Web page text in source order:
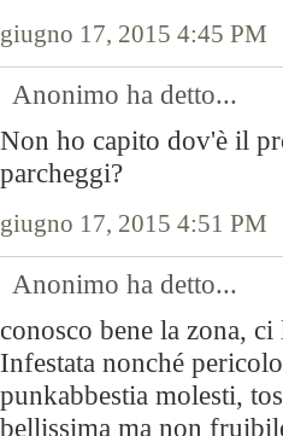
giugno 17, 2015 4:45 PM
Anonimo ha detto...
Non ho capito dov'è il
parcheggi?
giugno 17, 2015 4:51 PM
Anonimo ha detto...
conosco bene la zona,
Infestata nonché
punkabbestia molesti,
bellissima ma non